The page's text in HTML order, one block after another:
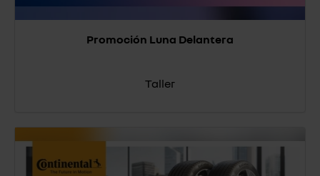
Promoción Luna Delantera
Taller